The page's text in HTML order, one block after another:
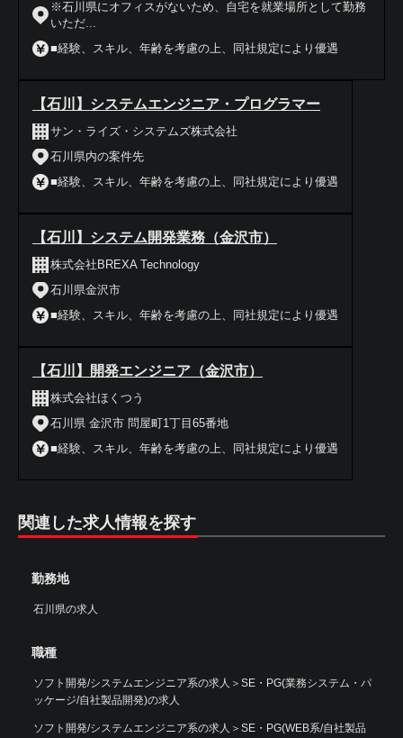
※石川県にオフィスがないため、自宅を就業場所として勤務
いただ...
■経験、スキル、年齢を考慮の上、同社規定により優遇
【石川】システムエンジニア・プログラマー
サン・ライズ・システムズ株式会社
石川県内の案件先
■経験、スキル、年齢を考慮の上、同社規定により優遇
【石川】システム開発業務（金沢市）
株式会社BREXA Technology
石川県金沢市
■経験、スキル、年齢を考慮の上、同社規定により優遇
【石川】開発エンジニア（金沢市）
株式会社ほくつう
石川県 金沢市 問屋町1丁目65番地
■経験、スキル、年齢を考慮の上、同社規定により優遇
関連した求人情報を探す
勤務地
石川県の求人
職種
ソフト開発/システムエンジニア系の求人 ＞ SE・PG(業務システム・パ
ッケージ/自社製品開発)の求人
ソフト開発/システムエンジニア系の求人 ＞ SE・PG(WEB系/自社製品